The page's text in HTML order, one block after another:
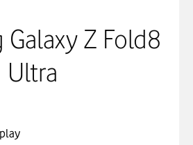
Z Fold8
Ultra